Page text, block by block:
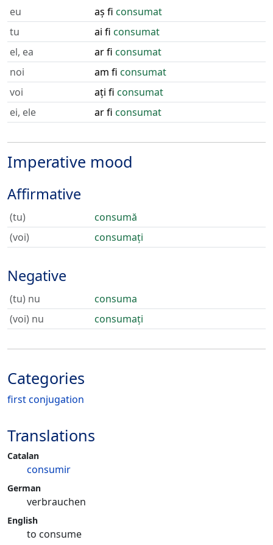
eu aș fi consumat
tu
ai fi consumat
el, ea
ar fi consumat
noi
am fi consumat
voi
ați fi consumat
ei, ele
ar fi consumat
Imperative mood
Affirmative
(tu)
consumă
(voi)
consumați
Negative
(tu) nu
consuma
(voi) nu
consumați
Categories
first conjugation
Translations
Catalan
consumir
German
verbrauchen
English
to consume